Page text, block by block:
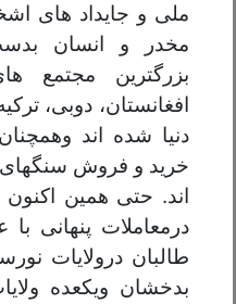
ملی و جایداد های
مخدر و انسان
بزرگترین مجتمع
افغانستان، دوبی،
دنیا شده اند
خرید و فروش
اند. حتی همین
درمعاملات پنهانی
طالبان درولایات
بدخشان ویکعده